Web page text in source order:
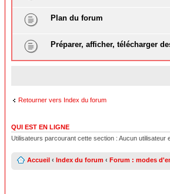
Plan du forum
Préparer, afficher, télécharger
Retourner vers Index du forum
QUI EST EN LIGNE
Utilisateurs parcourant cette section : Aucun utilisateur
Accueil ‹ Index du forum ‹ Forum : modes